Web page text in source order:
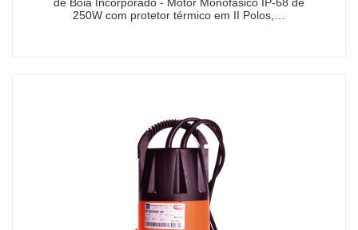
250W com protetor térmico em II Polos,…